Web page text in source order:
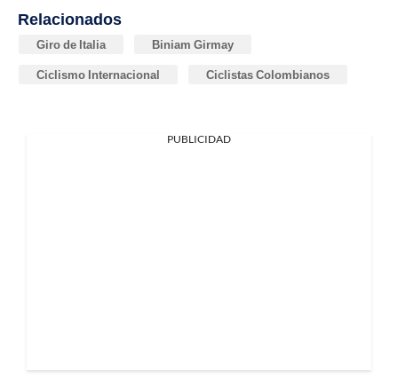
Relacionados
Giro de Italia Biniam Girmay
Ciclismo Internacional Ciclistas Colombianos
PUBLICIDAD